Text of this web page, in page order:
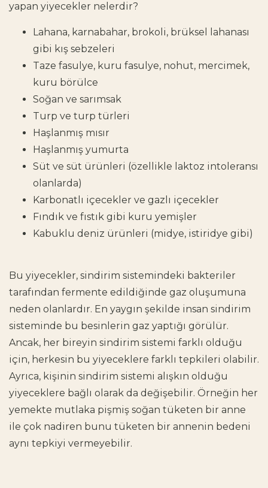
yapan yiyecekler nelerdir?
Lahana, karnabahar, brokoli, brüksel lahanası
gibi kış sebzeleri
Taze fasulye, kuru fasulye, nohut, mercimek,
kuru börülce
Soğan ve sarımsak
Turp ve turp türleri
Haşlanmış mısır
Haşlanmış yumurta
Süt ve süt ürünleri (özellikle laktoz intoleransı
olanlarda)
Karbonatlı içecekler ve gazlı içecekler
Fındık ve fıstık gibi kuru yemişler
Kabuklu deniz ürünleri (midye, istiridye gibi)
Bu yiyecekler, sindirim sistemindeki bakteriler
tarafından fermente edildiğinde gaz oluşumuna
neden olanlardır. En yaygın şekilde insan sindirim
sisteminde bu besinlerin gaz yaptığı görülür.
Ancak, her bireyin sindirim sistemi farklı olduğu
için, herkesin bu yiyeceklere farklı tepkileri olabilir.
Ayrıca, kişinin sindirim sistemi alışkın olduğu
yiyeceklere bağlı olarak da değişebilir. Örneğin her
yemekte mutlaka pişmiş soğan tüketen bir anne
ile çok nadiren bunu tüketen bir annenin bedeni
aynı tepkiyi vermeyebilir.